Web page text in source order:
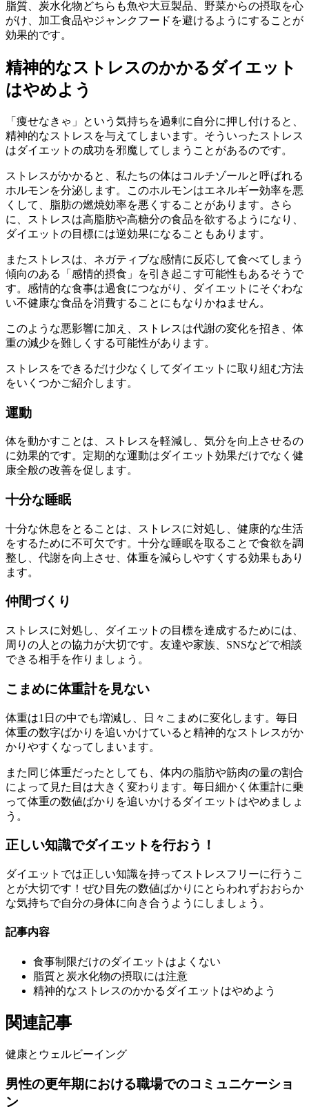
脂質、炭水化物どちらも魚や大豆製品、野菜からの摂取を心
がけ、加工食品やジャンクフードを避けるようにすることが
効果的です。
精神的なストレスのかかるダイエット
はやめよう
「痩せなきゃ」という気持ちを過剰に自分に押し付けると、
精神的なストレスを与えてしまいます。そういったストレス
はダイエットの成功を邪魔してしまうことがあるのです。
ストレスがかかると、私たちの体はコルチゾールと呼ばれる
ホルモンを分泌します。このホルモンはエネルギー効率を悪
くして、脂肪の燃焼効率を悪くすることがあります。さら
に、ストレスは高脂肪や高糖分の食品を欲するようになり、
ダイエットの目標には逆効果になることもあります。
またストレスは、ネガティブな感情に反応して食べてしまう
傾向のある「感情的摂食」を引き起こす可能性もあるそうで
す。感情的な食事は過食につながり、ダイエットにそぐわな
い不健康な食品を消費することにもなりかねません。
このような悪影響に加え、ストレスは代謝の変化を招き、体
重の減少を難しくする可能性があります。
ストレスをできるだけ少なくしてダイエットに取り組む方法
をいくつかご紹介します。
運動
体を動かすことは、ストレスを軽減し、気分を向上させるの
に効果的です。定期的な運動はダイエット効果だけでなく健
康全般の改善を促します。
十分な睡眠
十分な休息をとることは、ストレスに対処し、健康的な生活
をするために不可欠です。十分な睡眠を取ることで食欲を調
整し、代謝を向上させ、体重を減らしやすくする効果もあり
ます。
仲間づくり
ストレスに対処し、ダイエットの目標を達成するためには、
周りの人との協力が大切です。友達や家族、SNSなどで相談
できる相手を作りましょう。
こまめに体重計を見ない
体重は1日の中でも増減し、日々こまめに変化します。毎日
体重の数字ばかりを追いかけていると精神的なストレスがか
かりやすくなってしまいます。
また同じ体重だったとしても、体内の脂肪や筋肉の量の割合
によって見た目は大きく変わります。毎日細かく体重計に乗
って体重の数値ばかりを追いかけるダイエットはやめましょ
う。
正しい知識でダイエットを行おう！
ダイエットでは正しい知識を持ってストレスフリーに行うこ
とが大切です！ぜひ目先の数値ばかりにとらわれずおおらか
な気持ちで自分の身体に向き合うようにしましょう。
記事内容
食事制限だけのダイエットはよくない
脂質と炭水化物の摂取には注意
精神的なストレスのかかるダイエットはやめよう
関連記事
健康とウェルビーイング
男性の更年期における職場でのコミュニケーショ
ン